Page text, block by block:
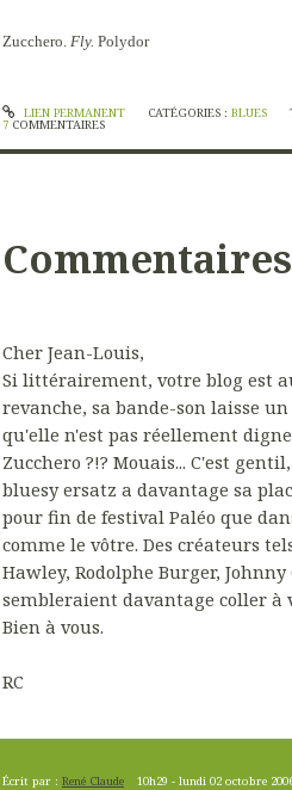
Zucchero. Fly. Polydor
LIEN PERMANENT CATÉGORIES : BLUES
7 COMMENTAIRES
Commentaires
Cher Jean-Louis,
Si littérairement, votre blog est
revanche, sa bande-son laisse
qu'elle n'est pas réellement
Zucchero ?!? Mouais... C'est
bluesy ersatz a davantage sa
pour fin de festival Paléo que
comme le vôtre. Des créateurs
Hawley, Rodolphe Burger,
sembleraient davantage coller à
Bien à vous.
RC
Écrit par : René Claude 10h29 -lundi 02 octobre